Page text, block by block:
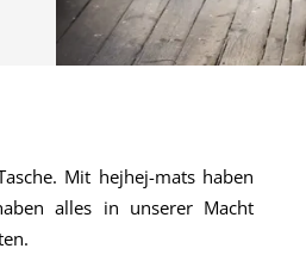
Mit hejhej-mats haben
alles in unserer Macht